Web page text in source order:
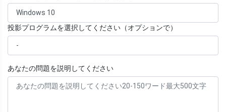
投影プログラムを選択してください（オプションで）
あなたの問題を説明してください